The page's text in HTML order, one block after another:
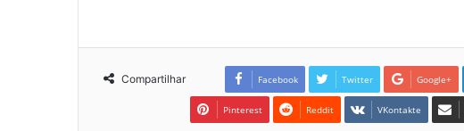
Compartilhar Facebook Twitter Google+
Pinterest Reddit VKontakte